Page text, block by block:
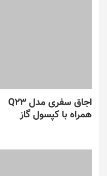
اجاق سفری مدل Q23
همراه با کپسول گاز